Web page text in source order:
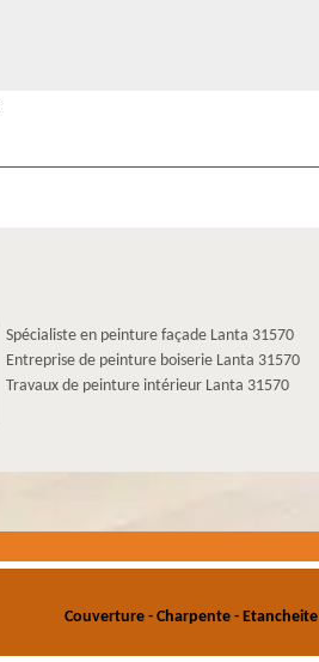
Spécialiste en peinture façade Lanta 31570
Entreprise de peinture boiserie Lanta 31570
Travaux de peinture intérieur Lanta 31570
Couverture - Charpente - Etancheite